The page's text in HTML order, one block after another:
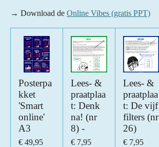
→ Download de Online Vibes (gratis PPT)
Posterpa
kket
'Smart
online'
A3
€ 49,95
Lees- &
praatplaa
t: Denk
na! (nr
8) -
€ 7,95
Lees- &
praatplaa
t: De vijf
filters (nr
26)
€ 7,95